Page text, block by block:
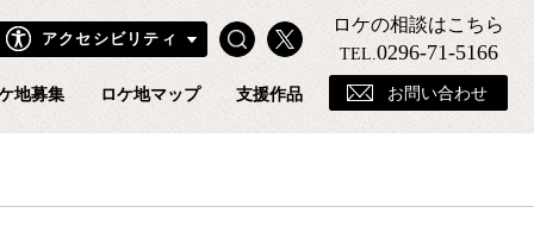
フィルムコミッションホームページ
アクセシビリティ Search
地募集 ロケ地マップ 支援作品
ロケの相談はこちら
TEL. 0296-71-5166
お問い合わせ